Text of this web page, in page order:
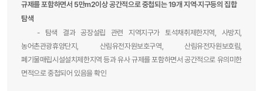
규제를 포함하면서 5만m2이상 공간적으로 중첩되는 19개 지역·지구등의 집합
탐색
- 탐색 결과 공장설립 관련 지역지구가 토석채취제한지역, 사방지,
농어촌관광휴양단지, 산림유전자원보호구역, 산림유전자원보호림,
폐기물매립시설설치제한지역 등과 유사 규제를 포함하면서 공간적으로 유의미한
면적으로 중첩되어 있음을 확인